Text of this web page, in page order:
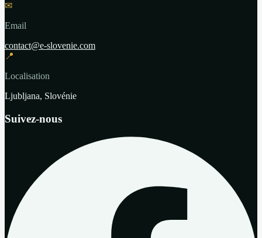
✉
Email
contact@e-slovenie.com
📍
Localisation
Ljubljana, Slovénie
Suivez-nous